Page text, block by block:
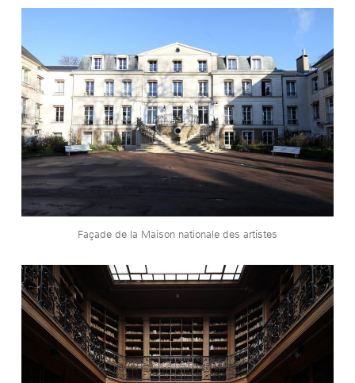
Façade de la Maison nationale des artistes